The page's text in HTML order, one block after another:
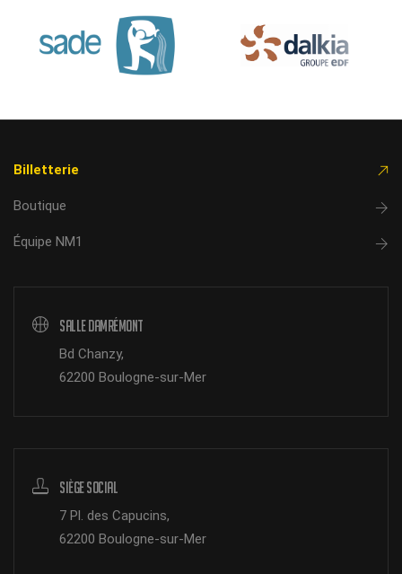
Billetterie
Boutique
Équipe NM1
Salle Damrémont
Bd Chanzy,
62200 Boulogne-sur-Mer
Siège Social
7 Pl. des Capucins,
62200 Boulogne-sur-Mer